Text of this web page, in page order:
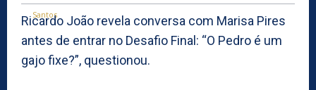
Ricardo João revela conversa com Marisa Pires
antes de entrar no Desafio Final: “O Pedro é um
gajo fixe?”, questionou.